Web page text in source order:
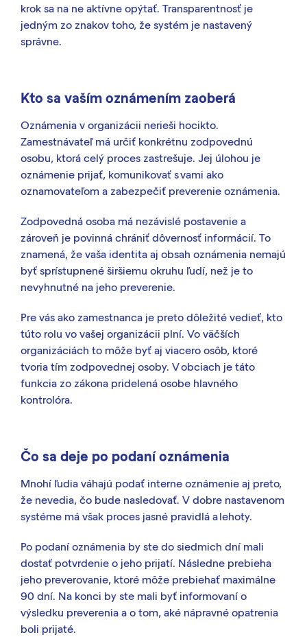
krok sa na ne aktívne opýtať. Transparentnosť je
jedným zo znakov toho, že systém je nastavený
správne.
Kto sa vaším oznámením zaoberá
Oznámenia v organizácii nerieši hocikto.
Zamestnávateľ má určiť konkrétnu zodpovednú
osobu, ktorá celý proces zastrešuje. Jej úlohou je
oznámenie prijať, komunikovať s vami ako
oznamovateľom a zabezpečiť preverenie oznámenia.
Zodpovedná osoba má nezávislé postavenie a
zároveň je povinná chrániť dôvernosť informácií. To
znamená, že vaša identita aj obsah oznámenia nemajú
byť sprístupnené širšiemu okruhu ľudí, než je to
nevyhnutné na jeho preverenie.
Pre vás ako zamestnanca je preto dôležité vedieť, kto
túto rolu vo vašej organizácii plní. Vo väčších
organizáciách to môže byť aj viacero osôb, ktoré
tvoria tím zodpovednej osoby. V obciach je táto
funkcia zo zákona pridelená osobe hlavného
kontrolóra.
Čo sa deje po podaní oznámenia
Mnohí ľudia váhajú podať interne oznámenie aj preto,
že nevedia, čo bude nasledovať. V dobre nastavenom
systéme má však proces jasné pravidlá a lehoty.
Po podaní oznámenia by ste do siedmich dní mali
dostať potvrdenie o jeho prijatí. Následne prebieha
jeho preverovanie, ktoré môže prebiehať maximálne
90 dní. Na konci by ste mali byť informovaní o
výsledku preverenia a o tom, aké nápravné opatrenia
boli prijaté.